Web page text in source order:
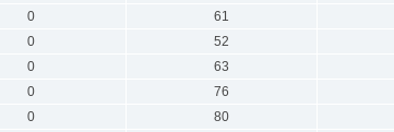
0 61
0 52
0 63
0 76
0 80